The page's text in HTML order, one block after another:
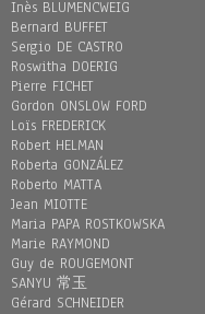
Inès BLUMENCWEIG
Bernard BUFFET
Sergio DE CASTRO
Roswitha DOERIG
Pierre FICHET
Gordon ONSLOW FORD
Loïs FREDERICK
Robert HELMAN
Roberta GONZÁLEZ
Roberto MATTA
Jean MIOTTE
Maria PAPA ROSTKOWSKA
Marie RAYMOND
Guy de ROUGEMONT
SANYU 常玉
Gérard SCHNEIDER